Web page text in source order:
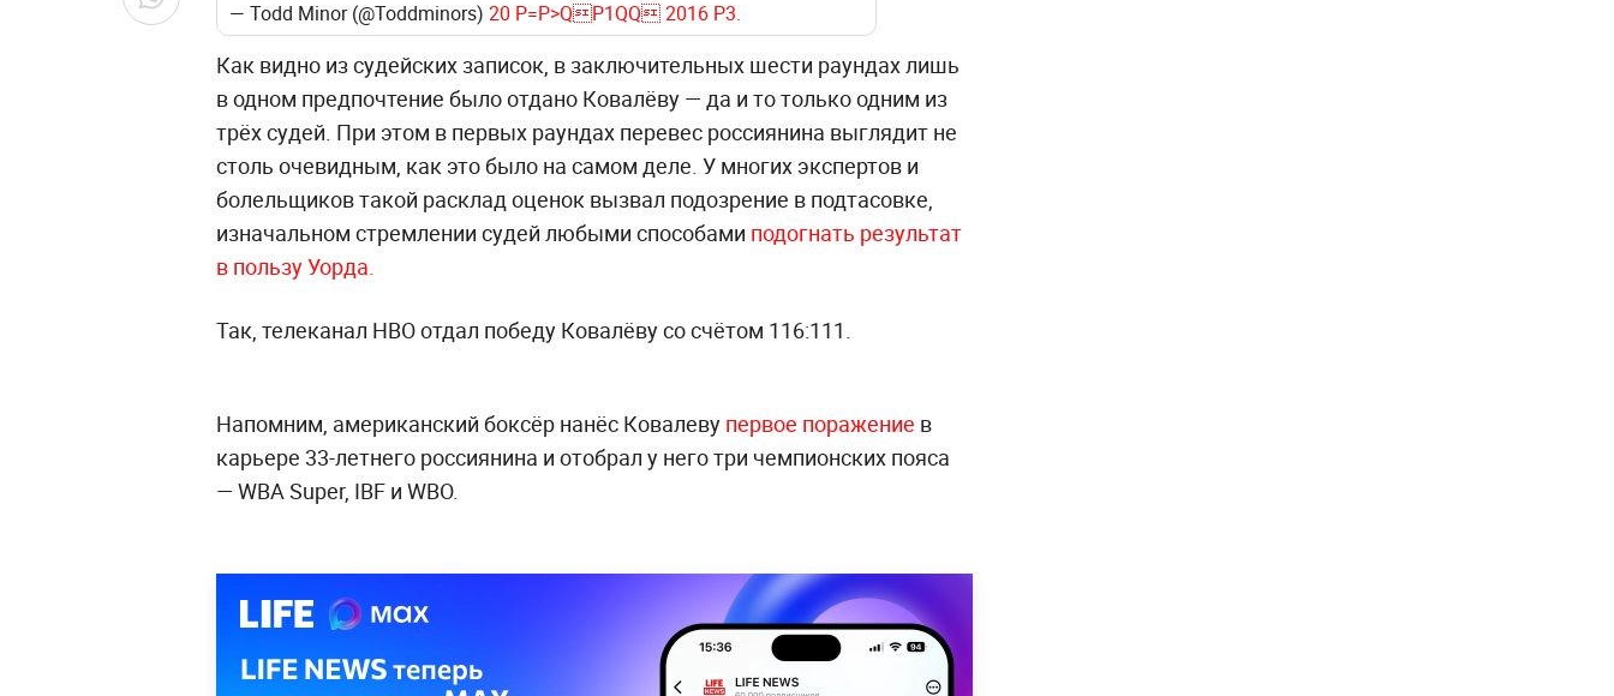
— Todd Minor (@Toddminors) 20 P=P>QP1QQ 2016 P3.
Как видно из судейских записок, в заключительных шести раундах лишь
в одном предпочтение было отдано Ковалёву — да и то только одним из
трёх судей. При этом в первых раундах перевес россиянина выглядит не
столь очевидным, как это было на самом деле. У многих экспертов и
болельщиков такой расклад оценок вызвал подозрение в подтасовке,
изначальном стремлении судей любыми способами подогнать результат
в пользу Уорда.
Так, телеканал HBO отдал победу Ковалёву со счётом 116:111.
Напомним, американский боксёр нанёс Ковалеву первое поражение в
карьере 33-летнего россиянина и отобрал у него три чемпионских пояса
— WBA Super, IBF и WBO.